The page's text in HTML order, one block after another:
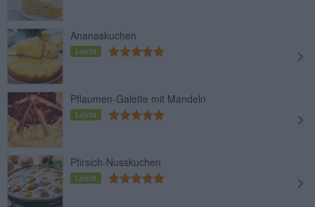
Ananaskuchen
Leicht
Pflaumen-Galette mit Mandeln
Leicht
Pfirsich-Nusskuchen
Leicht